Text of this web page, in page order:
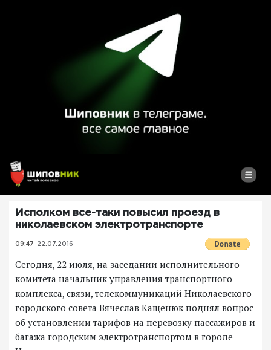
Исполком все-таки повысил проезд в
николаевском электротранспорте
09:47 22.07.2016
Сегодня, 22 июля, на заседании исполнительного
комитета начальник управления транспортного
комплекса, связи, телекоммуникаций Николаевского
городского совета Вячеслав Кащенюк поднял вопрос
об установлении тарифов на перевозку пассажиров и
багажа городским электротранспортом в городе